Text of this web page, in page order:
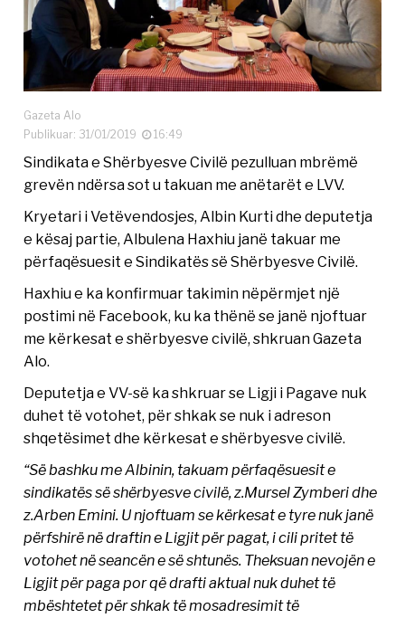
Gazeta Alo
Publikuar: 31/01/2019
16:49
Sindikata e Shërbyesve Civilë pezulluan mbrëmë
grevën ndërsa sot u takuan me anëtarët e LVV.
Kryetari i Vetëvendosjes, Albin Kurti dhe deputetja
e kësaj partie, Albulena Haxhiu janë takuar me
përfaqësuesit e Sindikatës së Shërbyesve Civilë.
Haxhiu e ka konfirmuar takimin nëpërmjet një
postimi në Facebook, ku ka thënë se janë njoftuar
me kërkesat e shërbyesve civilë, shkruan Gazeta
Alo.
Deputetja e VV-së ka shkruar se Ligji i Pagave nuk
duhet të votohet, për shkak se nuk i adreson
shqetësimet dhe kërkesat e shërbyesve civilë.
“Së bashku me Albinin, takuam përfaqësuesit e
sindikatës së shërbyesve civilë, z.Mursel Zymberi dhe
z.Arben Emini. U njoftuam se kërkesat e tyre nuk janë
përfshirë në draftin e Ligjit për pagat, i cili pritet të
votohet në seancën e së shtunës. Theksuan nevojën e
Ligjit për paga por që drafti aktual nuk duhet të
mbështetet për shkak të mosadresimit të